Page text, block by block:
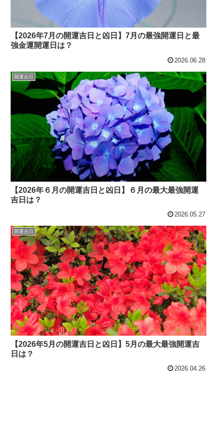
【2026年7月の開運吉日と凶日】7月の最強開運日と最
強金運開運日は？
2026.06.28
開運吉日
【2026年６月の開運吉日と凶日】６月の最大最強開運
吉日は？
2026.05.27
開運吉日
【2026年5月の開運吉日と凶日】5月の最大最強開運吉
日は？
2026.04.26